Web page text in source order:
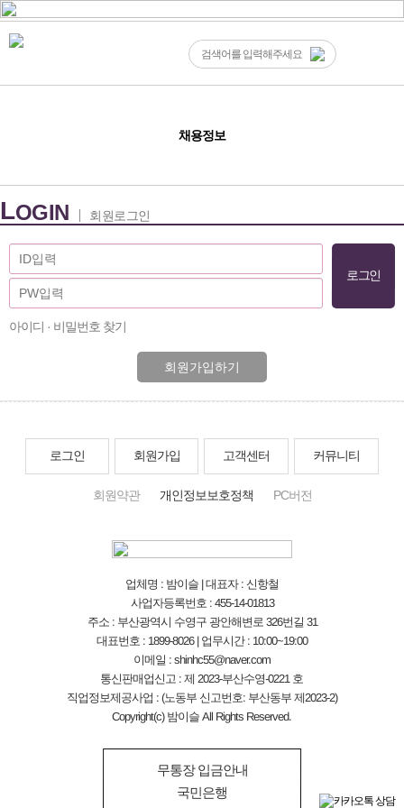
채용정보
LOGIN 회원로그인
아이디 · 비밀번호 찾기
회원가입하기
로그인 회원가입 고객센터 커뮤니티
회원약관 개인정보보호정책 PC버전
업체명 : 밤이슬 | 대표자 : 신항철
사업자등록번호 : 455-14-01813
주소 : 부산광역시 수영구 광안해변로 326번길 31
대표번호 : 1899-8026 | 업무시간 : 10:00~19:00
이메일 : shinhc55@naver.com
통신판매업신고 : 제 2023-부산수영-0221 호
직업정보제공사업 : (노동부 신고번호: 부산동부 제2023-2)
Copyright(c) 밤이슬 All Rights Reserved.
무통장 입금안내
국민은행